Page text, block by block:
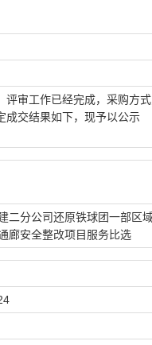
评审工作已经完成，采购方
成交结果如下，现予以公示
二分公司还原铁球团一部区
廊安全整改项目服务比选